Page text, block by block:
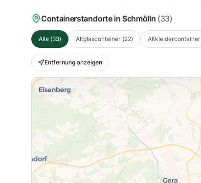
Containerstandorte in Schmölln (33)
Alle (33) Altglascontainer (22) Altkleidercontainer
Entfernung anzeigen